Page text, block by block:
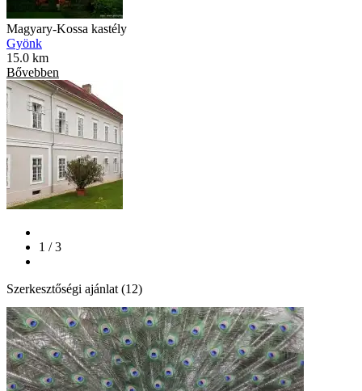
Magyary-Kossa kastély
Gyönk
15.0 km
Bővebben
1 / 3
Szerkesztőségi ajánlat (12)